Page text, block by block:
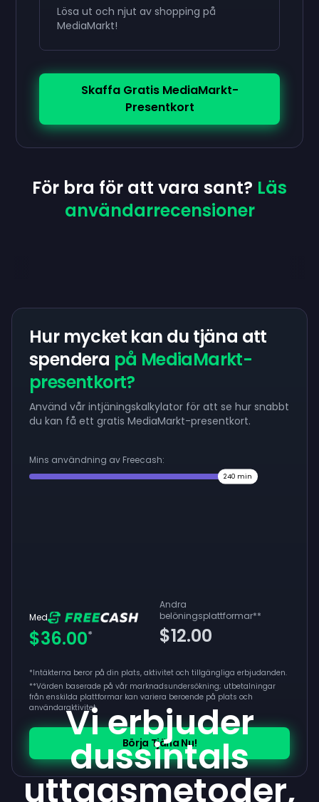
Lösa ut och njut av shopping på
MediaMarkt!
Skaffa Gratis MediaMarkt-
Presentkort
För bra för att vara sant? Läs
användarrecensioner
Hur mycket kan du tjäna att
spendera på MediaMarkt-
presentkort?
Använd vår intjäningskalkylator för att se hur snabbt
du kan få ett gratis MediaMarkt-presentkort.
Mins användning av Freecash:
240 min
Med
$36.00*
Andra
belöningsplattformar**
$12.00
*Intäkterna beror på din plats, aktivitet och tillgängliga erbjudanden.
**Värden baserade på vår marknadsundersökning; utbetalningar
från enskilda plattformar kan variera beroende på plats och
användaraktivitet
Börja Tjäna Nu!
Vi erbjuder
dussintals
uttagsmetoder,